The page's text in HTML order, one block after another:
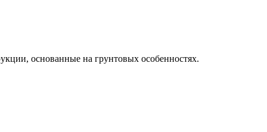
основанные на грунтовых особенностях.